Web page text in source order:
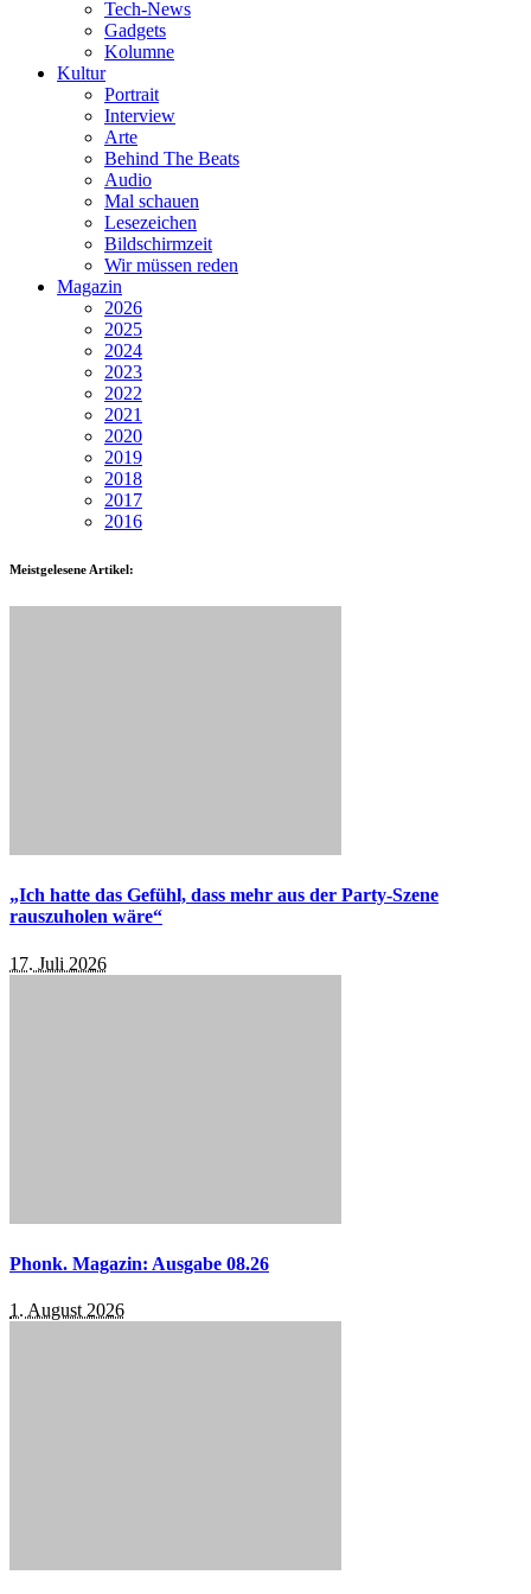
Tech-News
Gadgets
Kolumne
Kultur
Portrait
Interview
Arte
Behind The Beats
Audio
Mal schauen
Lesezeichen
Bildschirmzeit
Wir müssen reden
Magazin
2026
2025
2024
2023
2022
2021
2020
2019
2018
2017
2016
Meistgelesene Artikel:
„Ich hatte das Gefühl, dass mehr aus der Party-Szene
rauszuholen wäre“
17. Juli 2026
Phonk. Magazin: Ausgabe 08.26
1. August 2026